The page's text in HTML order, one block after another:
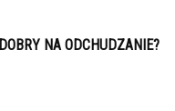
NA ODCHUDZANIE?